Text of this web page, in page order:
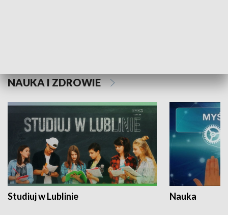
NAUKA I ZDROWIE
Studiuj w Lublinie Nauka